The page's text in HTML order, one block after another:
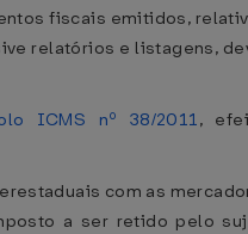
fiscais emitidos,
relatórios e listagens,
ICMS nº 38/2011,
com as
a ser retido pelo